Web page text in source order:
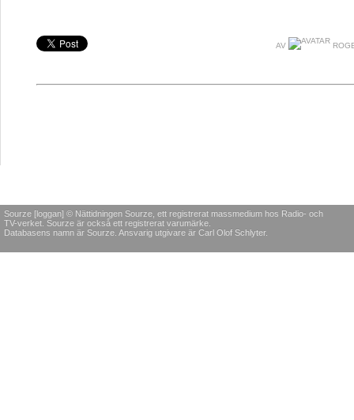
AV
Sourze [loggan] © Nättidningen Sourze, ett registrerat massmedium hos Radio- och
TV-verket. Sourze är också ett registrerat varumärke.
Databasens namn är Sourze. Ansvarig utgivare är Carl Olof Schlyter.